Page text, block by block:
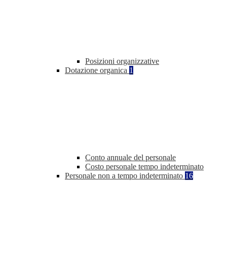
Posizioni organizzative
Dotazione organica 1
Conto annuale del personale
Costo personale tempo indeterminato
Personale non a tempo indeterminato 16